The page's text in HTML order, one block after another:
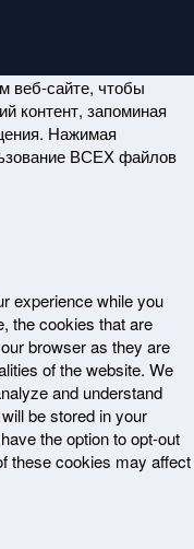
веб-сайте, чтобы
контент, запоминая
Нажимая
ВСЕХ файлов
experience while you
the cookies that are
browser as they are
of the website. We
and understand
be stored in your
the option to opt-out
these cookies may affect